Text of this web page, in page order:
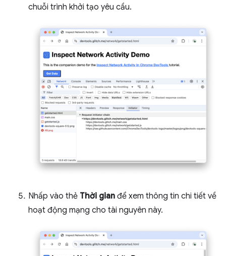
chuỗi trình khởi tạo yêu cầu.
Nhấp vào thẻ Thời gian để xem thông tin chi tiết về
hoạt động mạng cho tài nguyên này.